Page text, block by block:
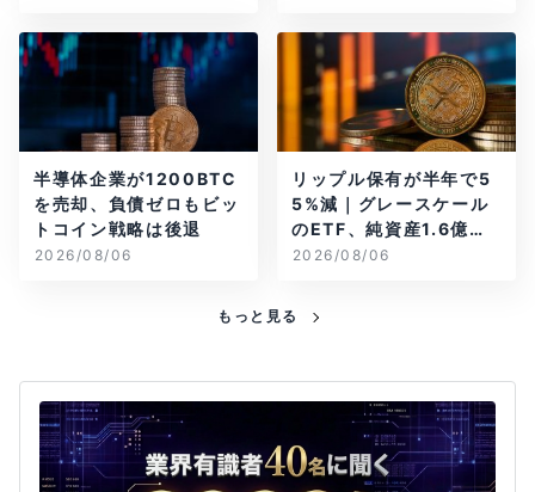
半導体企業が1200BTC
を売却、負債ゼロもビッ
トコイン戦略は後退
2026/08/06
リップル保有が半年で5
5%減｜グレースケール
のETF、純資産1.6億ド
ル減
2026/08/06
もっと見る